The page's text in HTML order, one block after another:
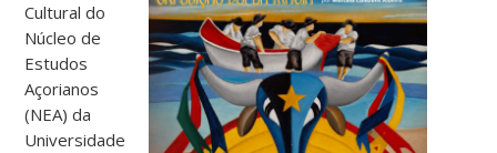
Cultural do
Núcleo de
Estudos
Açorianos
(NEA) da
Universidade